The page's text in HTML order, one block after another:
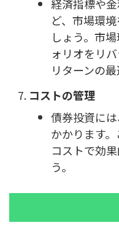
経済指標や
ど、市場環
しょう。市
ォリオをリ
リターンの
コストの管理
債券投資に
かかります
コストで効
う。